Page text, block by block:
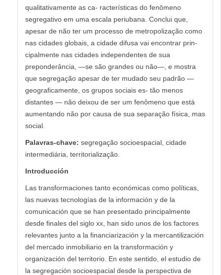
qualitativamente as ca- racterísticas do fenômeno
segregativo em uma escala periubana. Conclui que,
apesar de não ter um processo de metropolização como
nas cidades globais, a cidade difusa vai encontrar prin-
cipalmente nas cidades independentes de sua
preponderância, —se são grandes ou não—, e mostra
que segregação apesar de ter mudado seu padrão —
geograficamente, os grupos sociais es- tão menos
distantes — não deixou de ser um fenômeno que está
aumentando não por causa de sua separação física, mas
social.
Palavras-chave: segregação socioespacial, cidade
intermediária, territorialização.
Introducción
Las transformaciones tanto económicas como políticas,
las nuevas tecnologías de la información y de la
comunicación que se han presentado principalmente
desde finales del siglo xx, han sido unos de los factores
relevantes junto a la financiarización y la mercantilización
del mercado inmobiliario en la transformación y
organización del territorio. En este sentido, el estudio de
la segregación socioespacial desde la perspectiva de